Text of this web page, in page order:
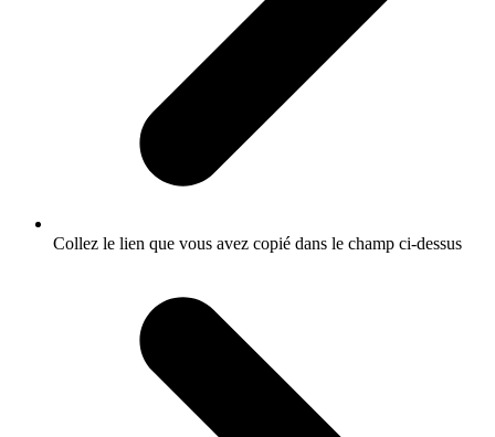
Collez le lien que vous avez copié dans le champ ci-dessus